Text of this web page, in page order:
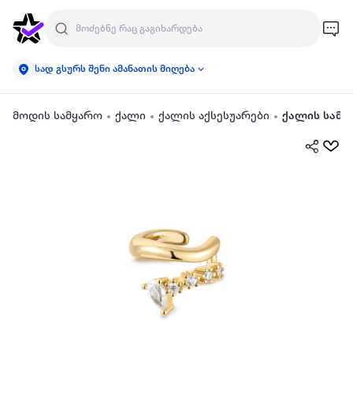
სად გსურს შენი ამანათის მიღება
მოდის სამყარო ქალი ქალის აქსესუარები ქალის